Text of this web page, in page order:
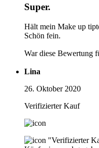
Super.
Hält mein Make up
Schön fein.
War diese Bewertung
Lina
26. Oktober 2020
Verifizierter Kauf
"Verifizierter